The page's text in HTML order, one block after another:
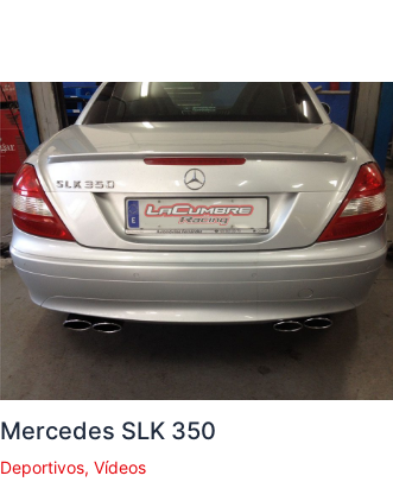
Mercedes SLK 350
Deportivos, Vídeos